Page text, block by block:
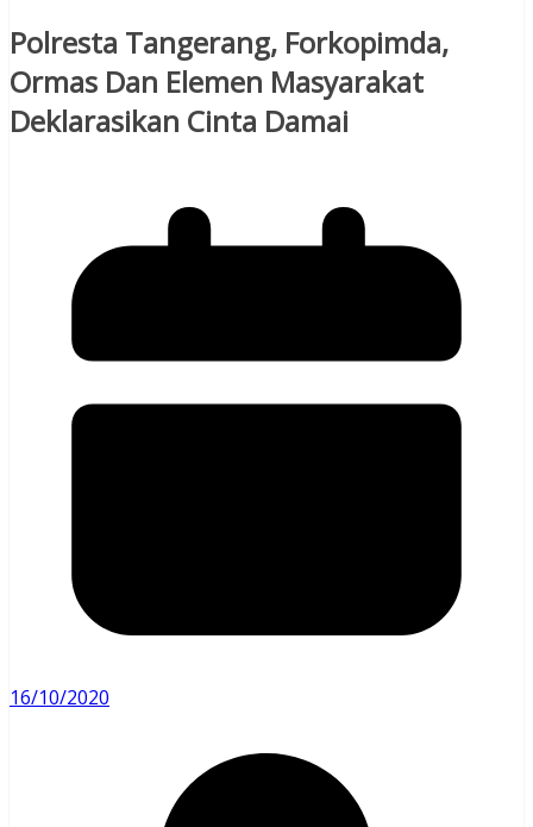
Polresta Tangerang, Forkopimda,
Ormas Dan Elemen Masyarakat
Deklarasikan Cinta Damai
16/10/2020